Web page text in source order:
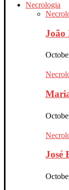
Necrologia
João
José